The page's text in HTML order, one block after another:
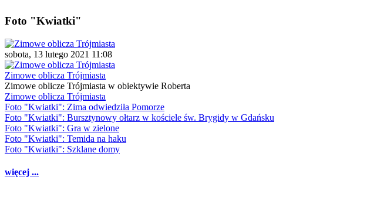
Foto "Kwiatki"
sobota, 13 lutego 2021 11:08
Zimowe oblicza Trójmiasta
Zimowe oblicze Trójmiasta w obiektywie Roberta
Zimowe oblicza Trójmiasta
Foto "Kwiatki": Zima odwiedziła Pomorze
Foto "Kwiatki": Bursztynowy ołtarz w kościele św. Brygidy w Gdańsku
Foto "Kwiatki": Gra w zielone
Foto "Kwiatki": Temida na haku
Foto "Kwiatki": Szklane domy
więcej ...